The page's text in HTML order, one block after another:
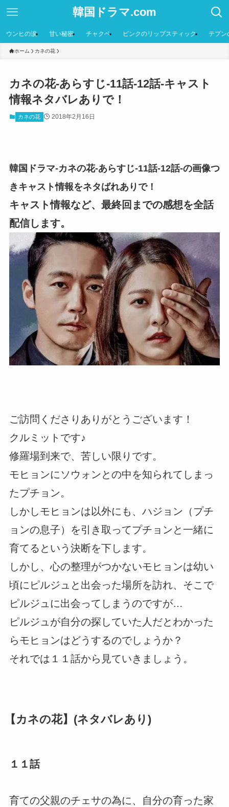
韓国ドラマ.com
ウンヒの涙 甘い秘密 チャクペ ピンクのリップスティック テプン
ホーム カネの花
カネの花-あらすじ-11話-12話-キャスト
情報ネタバレありで！
カネの花 2018年2月16日
韓国ドラマ-カネの花-あらすじ-11話-12話-の画像つ
きキャスト情報をネタばれありで！
キャスト情報など、最終回までの感想を全話
配信します。
ご訪問くださりありがとうございます！
クルミットです♪
修羅場到来で、苦しい限りです。
モヒョンにソウォンとの中を知られてしまっ
たプチョン。
しかしモヒョンは以外にも、ハジョン（プチ
ョンの息子）を引き取ってプチョンと一緒に
育てるという決断を下します。
しかし、心の整理がつかないモヒョンは幼い
頃にピルジュと出会った場所を訪れ、そこで
ピルジュに出会ってしまうのですが…
ピルジュが自分の探していた人だとわかった
らモヒョンはどうするのでしょうか？
それでは１１話から見ていきましょう。
【カネの花】(ネタバレあり)
１１話
育ての父親のチェサの為に、自分の育った家